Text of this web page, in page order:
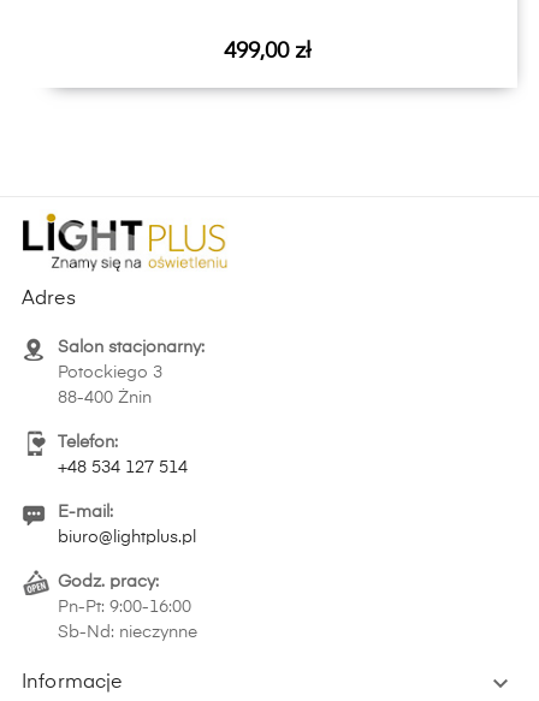
Cena
499,00 zł
Adres
Salon stacjonarny:
Potockiego 3
88-400 Żnin
Telefon:
+48 534 127 514
E-mail:
biuro@lightplus.pl
Godz. pracy:
Pn-Pt: 9:00-16:00
Sb-Nd: nieczynne
Informacje 